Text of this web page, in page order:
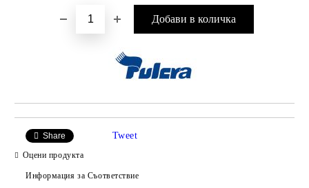
Share Tweet
Оцени продукта
Информация за Съответствие